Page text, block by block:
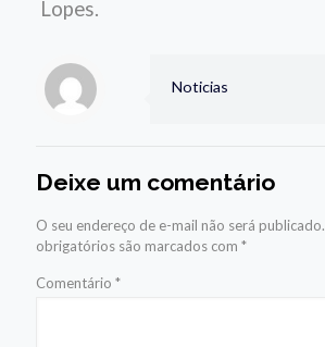
Lopes.
Noticias
Deixe um comentário
O seu endereço de e-mail não será publicado.
obrigatórios são marcados com *
Comentário *